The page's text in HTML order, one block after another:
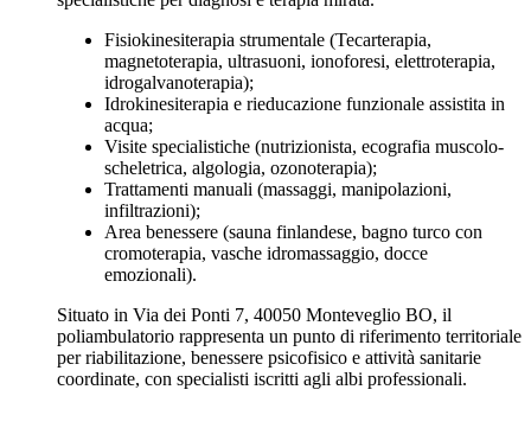
Fisiokinesiterapia strumentale (Tecarterapia,
magnetoterapia, ultrasuoni, ionoforesi, elettroterapia,
idrogalvanoterapia);
Idrokinesiterapia e rieducazione funzionale assistita in
acqua;
Visite specialistiche (nutrizionista, ecografia muscolo-
scheletrica, algologia, ozonoterapia);
Trattamenti manuali (massaggi, manipolazioni,
infiltrazioni);
Area benessere (sauna finlandese, bagno turco con
cromoterapia, vasche idromassaggio, docce
emozionali).
Situato in Via dei Ponti 7, 40050 Monteveglio BO, il
poliambulatorio rappresenta un punto di riferimento territoriale
per riabilitazione, benessere psicofisico e attività sanitarie
coordinate, con specialisti iscritti agli albi professionali.